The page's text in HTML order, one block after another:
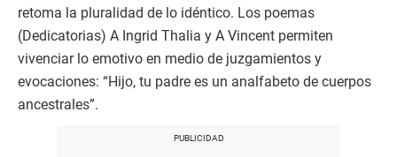
retoma la pluralidad de lo idéntico. Los poemas
(Dedicatorias) A Ingrid Thalia y A Vincent permiten
vivenciar lo emotivo en medio de juzgamientos y
evocaciones: “Hijo, tu padre es un analfabeto de cuerpos
ancestrales”.